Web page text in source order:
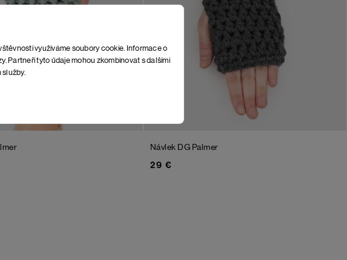
využíváme soubory cookie. Informace o
Partneři tyto údaje mohou zkombinovat s dalšími
Návlek DG Palmer
29 €